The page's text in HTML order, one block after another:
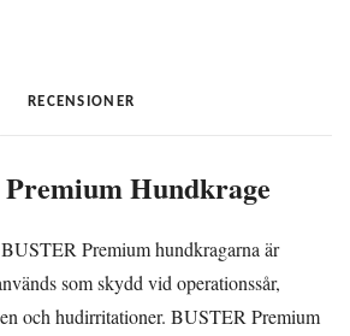
RECENSIONER
Hundkrage
Premium hundkragarna är
som skydd vid operationssår,
och hudirritationer. BUSTER Premium